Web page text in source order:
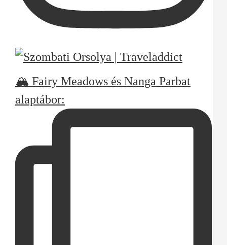
🏔️ Fairy Meadows és Nanga Parbat
alaptábor: